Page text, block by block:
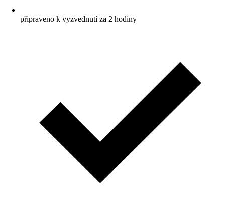
připraveno k vyzvednutí za 2 hodiny